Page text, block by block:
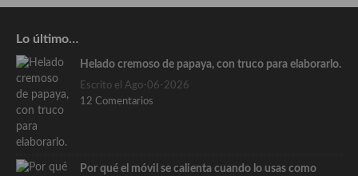
Lo último…
Helado cremoso de papaya, con truco para elaborarlo.
Escrito el Ago-06-2026
12 Comentarios
Por qué el móvil se calienta cuando lo usas como